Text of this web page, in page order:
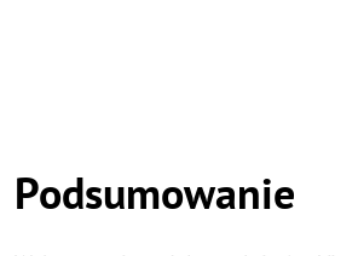
Podsumowanie